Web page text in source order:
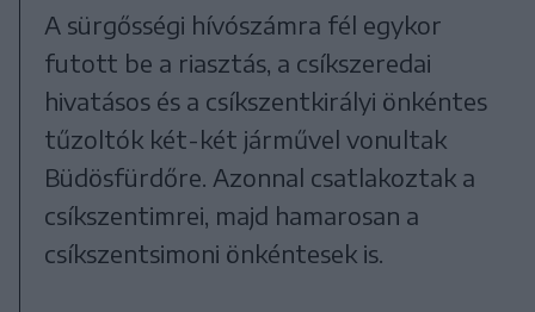
A sürgősségi hívószámra fél egykor
futott be a riasztás, a csíkszeredai
hivatásos és a csíkszentkirályi önkéntes
tűzoltók két-két járművel vonultak
Büdösfürdőre. Azonnal csatlakoztak a
csíkszentimrei, majd hamarosan a
csíkszentsimoni önkéntesek is.